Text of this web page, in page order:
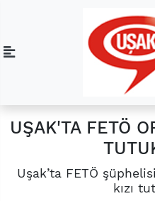
UŞAK'TA FETÖ
Uşak’ta FETÖ
kızı